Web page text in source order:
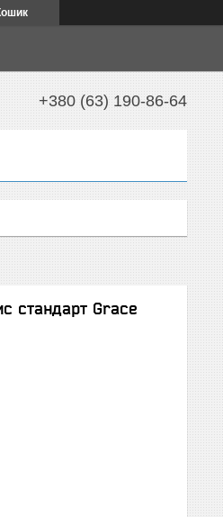
+380 (63) 190-86-64
стандарт Grace